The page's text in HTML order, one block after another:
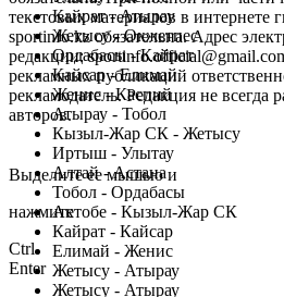
Кайрат - Атырау
Жетысу - Окжетпес
Ордабасы - Кайрат
Кайсар - Елимай
Женис - Каспий
Атырау - Тобол
Кызыл-Жар СК - Жетысу
Иртыш - Улытау
Алтай - Астана
Тобол - Ордабасы
Актобе - Кызыл-Жар СК
Кайрат - Кайсар
Елимай - Женис
Жетысу - Атырау
Жетысу - Атырау
текстовых материалов в интернете
sportinfo.kz обязательна. Адрес
редакции:
рекламных публикаций
рекламодатель. Редакция не всегда
авторов.
Заметили ошибку в тексте?
Выделите ее мышью и
нажмите
Ctrl
Enter